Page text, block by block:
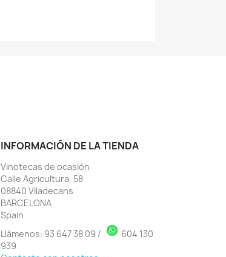
INFORMACIÓN DE LA TIENDA
Vinotecas de ocasión
Calle Agricultura, 58
08840 Viladecans
BARCELONA
Spain
Llámenos: 93 647 38 09 /
604 130
939